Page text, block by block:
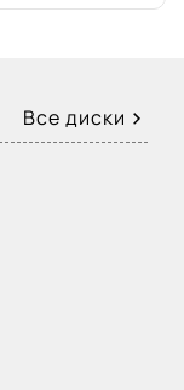
Все диски